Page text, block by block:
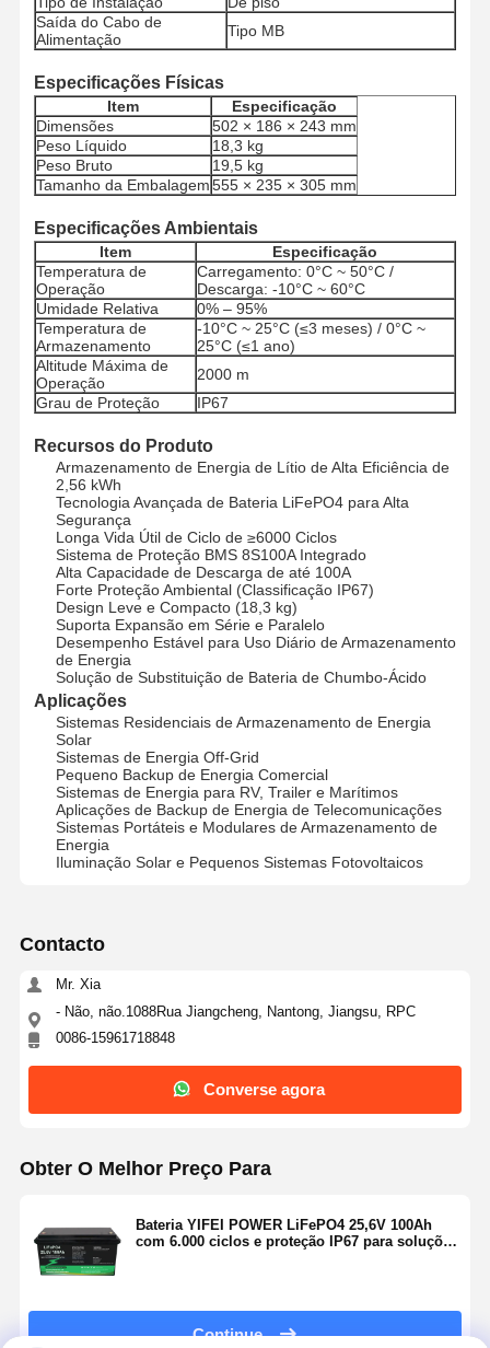
Casa Produtos
Quem
Somos
Fábrica
Controle De
Qualidade
Fale
Conosco
Agora
Sistema das energias solares do picovolt
Gerador solar portátil
Sistema de armazenamento de energia
Bomba de Calor PVT
Oferta quente
Eletrodomésticos
Lâmpadas de decoração
Sistema de energia renovável
Sistema residencial das energias solares
sistema de energia solar comercial
sistema de energia solar industrial
Sistema de energia solar de utilidade
compartilhando do banco do poder
bomba de água de painel solar
Saída do Cabo de
Alimentação
Tipo MB
Especificações Físicas
Item
Especificação
Dimensões
502 × 186 × 243 mm
Peso Líquido
18,3 kg
Peso Bruto
19,5 kg
Tamanho da Embalagem555 × 235 × 305 mm
Especificações Ambientais
Item
Especificação
Temperatura de
Operação
Carregamento: 0°C ~ 50°C /
Descarga: -10°C ~ 60°C
Umidade Relativa
0% – 95%
Temperatura de
Armazenamento
-10°C ~ 25°C (≤3 meses) / 0°C ~
25°C (≤1 ano)
Altitude Máxima de
Operação
2000 m
Grau de Proteção
IP67
Recursos do Produto
Armazenamento de Energia de Lítio de Alta Eficiência de
2,56 kWh
Tecnologia Avançada de Bateria LiFePO4 para Alta
Segurança
Longa Vida Útil de Ciclo de ≥6000 Ciclos
Sistema de Proteção BMS 8S100A Integrado
Alta Capacidade de Descarga de até 100A
Forte Proteção Ambiental (Classificação IP67)
Design Leve e Compacto (18,3 kg)
Suporta Expansão em Série e Paralelo
Desempenho Estável para Uso Diário de Armazenamento
de Energia
Solução de Substituição de Bateria de Chumbo-Ácido
Aplicações
Sistemas Residenciais de Armazenamento de Energia
Solar
Sistemas de Energia Off-Grid
Pequeno Backup de Energia Comercial
Sistemas de Energia para RV, Trailer e Marítimos
Aplicações de Backup de Energia de Telecomunicações
Sistemas Portáteis e Modulares de Armazenamento de
Energia
Iluminação Solar e Pequenos Sistemas Fotovoltaicos
Contacto
Mr. Xia
- Não, não.1088Rua Jiangcheng, Nantong, Jiangsu, RPC
0086-15961718848
Converse agora
Obter O Melhor Preço Para
Bateria YIFEI POWER LiFePO4 25,6V 100Ah
com 6.000 ciclos e proteção IP67 para soluções
Continue